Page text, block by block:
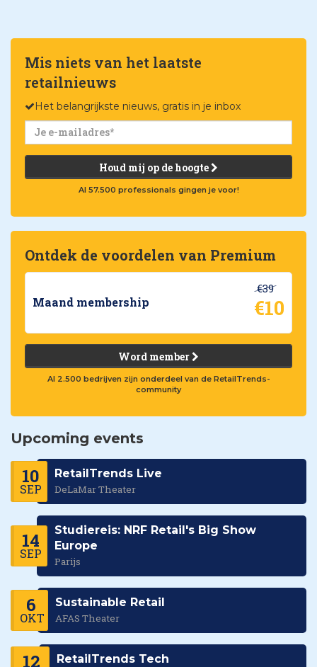
Mis niets van het laatste
retailnieuws
Het belangrijkste nieuws, gratis in je inbox
Houd mij op de hoogte
Al 57.500 professionals gingen je voor!
Ontdek de voordelen van Premium
Maand membership
€39
€10
Word member
Al 2.500 bedrijven zijn onderdeel van de RetailTrends-
community
Upcoming events
10
SEP
RetailTrends Live
DeLaMar Theater
14
SEP
Studiereis: NRF Retail's Big Show
Europe
Parijs
6
OKT
Sustainable Retail
AFAS Theater
12 RetailTrends Tech